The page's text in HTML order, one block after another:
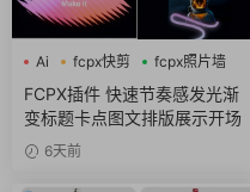
Ai fcpx快剪 fcpx照片墙
FCPX插件 快速节奏感发光渐
变标题卡点图文排版展示开场
6天前